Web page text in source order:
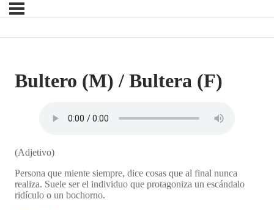
Bultero (M) / Bultera (F)
(Adjetivo)
Persona que miente siempre, dice cosas que al final nunca
realiza. Suele ser el individuo que protagoniza un escándalo
ridículo o un bochorno.